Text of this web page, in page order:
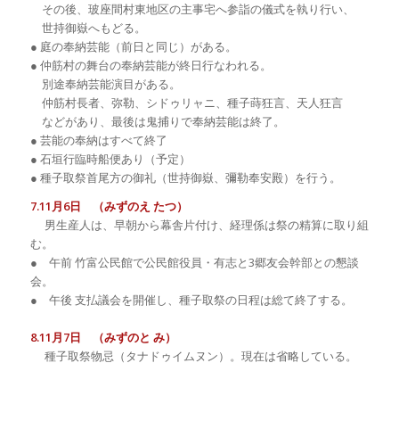
その後、玻座間村東地区の主事宅へ参詣の儀式を執り行い、
世持御嶽へもどる。
● 庭の奉納芸能（前日と同じ）がある。
● 仲筋村の舞台の奉納芸能が終日行なわれる。
別途奉納芸能演目がある。
仲筋村長者、弥勒、シドゥリャニ、種子蒔狂言、天人狂言
などがあり、最後は鬼捕りで奉納芸能は終了。
● 芸能の奉納はすべて終了
● 石垣行臨時船便あり（予定）
● 種子取祭首尾方の御礼（世持御嶽、彌勒奉安殿）を行う。
7.11月6日 （みずのえ たつ）
男生産人は、早朝から幕舎片付け、経理係は祭の精算に取り組
む。
● 午前 竹富公民館で公民館役員・有志と3郷友会幹部との懇談
会。
● 午後 支払議会を開催し、種子取祭の日程は総て終了する。
8.11月7日 （みずのと み）
種子取祭物忌（タナドゥイムヌン）。現在は省略している。